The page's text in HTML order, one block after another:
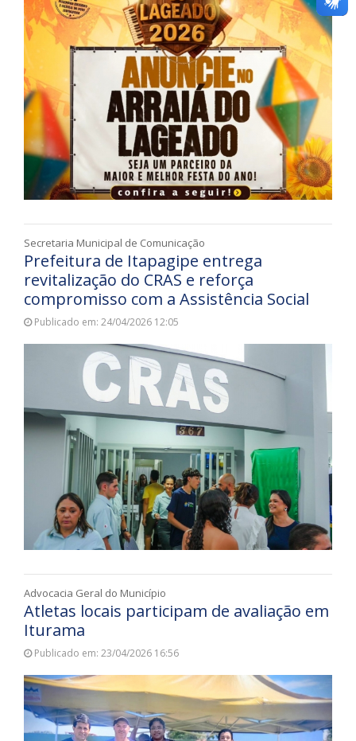
Secretaria Municipal de Comunicação
Prefeitura de Itapagipe entrega
revitalização do CRAS e reforça
compromisso com a Assistência Social
Publicado em: 24/04/2026 12:05
Advocacia Geral do Município
Atletas locais participam de avaliação em
Iturama
Publicado em: 23/04/2026 16:56